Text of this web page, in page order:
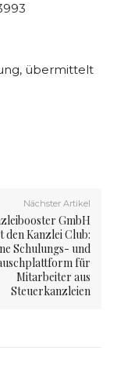
übermittelt
Nächster Artikel
GmbH
den Kanzlei Club:
Schulungs- und
für
Mitarbeiter aus
Steuerkanzleien